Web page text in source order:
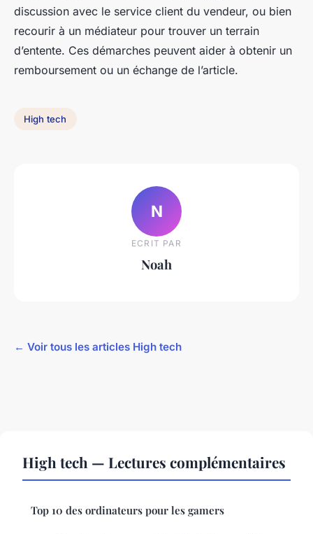
discussion avec le service client du vendeur, ou bien
recourir à un médiateur pour trouver un terrain
d’entente. Ces démarches peuvent aider à obtenir un
remboursement ou un échange de l’article.
High tech
N
ECRIT PAR
Noah
← Voir tous les articles High tech
High tech — Lectures complémentaires
Top 10 des ordinateurs pour les gamers